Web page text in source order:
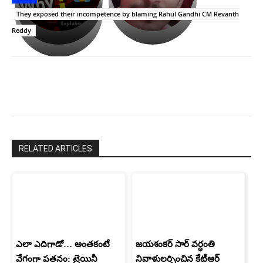
అసంపూర్ణం
స్టార్
హీరోయిన్‏గా
శ్రీనిధి
తీర్చుకున్న
ఉపాసన..
పాపం
రామ్
They exposed their incompetence by blaming Rahul Gandhi CM Revanth
Reddy
RELATED ARTICLES
ఎలా ఎదిగాడో… అంతకంటే
వేగంగా పతనం: ట్రెయినీ
జయశంకర్ సార్ వర్ధంతి
నివాళులర్పించిన కేటీఆర్